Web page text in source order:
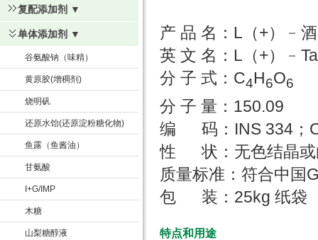
复配添加剂 ▼
单体添加剂 ▼
谷氨酸钠（味精）
黄原胶(增稠剂)
烧明矾
还原水饴(还原淀粉糖化物)
鱼露（鱼酱油）
甘氨酸
I+G/IMP
木糖
山梨糖醇液
产 品 名：L（+）﹣
英 文 名：L（+）
分 子 式：C4H6O6
分 子 量：150.09
编 码：INS 334；
性 状：无色结晶或
质量标准：符合中国
包 装：25kg 纸袋
特点和用途